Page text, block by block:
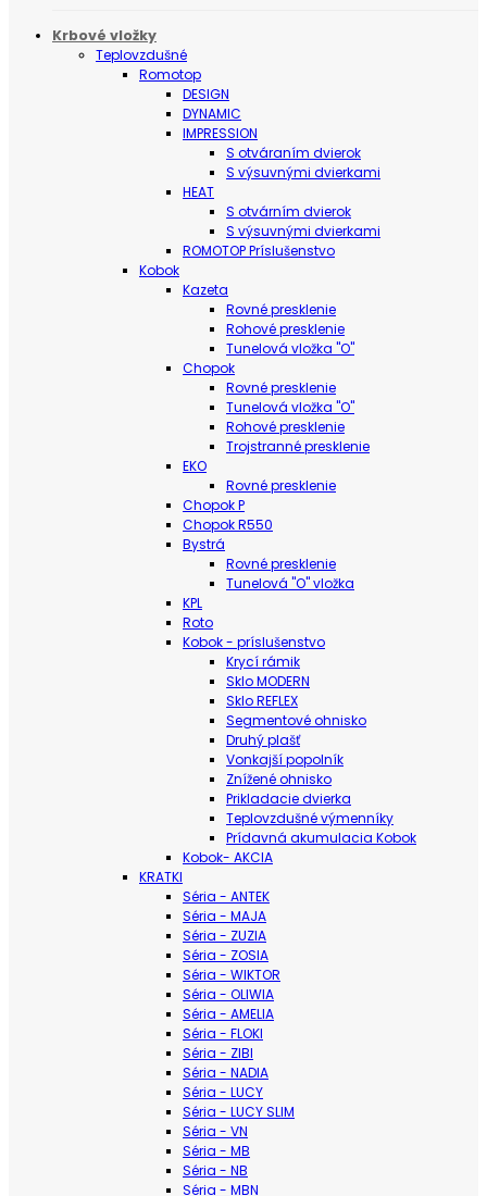
Krbové vložky
Teplovzdušné
Romotop
DESIGN
DYNAMIC
IMPRESSION
S otváraním dvierok
S výsuvnými dvierkami
HEAT
S otvárním dvierok
S výsuvnými dvierkami
ROMOTOP Príslušenstvo
Kobok
Kazeta
Rovné presklenie
Rohové presklenie
Tunelová vložka "O"
Chopok
Rovné presklenie
Tunelová vložka "O"
Rohové presklenie
Trojstranné presklenie
EKO
Rovné presklenie
Chopok P
Chopok R550
Bystrá
Rovné presklenie
Tunelová "O" vložka
KPL
Roto
Kobok - príslušenstvo
Krycí rámik
Sklo MODERN
Sklo REFLEX
Segmentové ohnisko
Druhý plašť
Vonkajší popolník
Znížené ohnisko
Prikladacie dvierka
Teplovzdušné výmenníky
Prídavná akumulacia Kobok
Kobok- AKCIA
KRATKI
Séria - ANTEK
Séria - MAJA
Séria - ZUZIA
Séria - ZOSIA
Séria - WIKTOR
Séria - OLIWIA
Séria - AMELIA
Séria - FLOKI
Séria - ZIBI
Séria - NADIA
Séria - LUCY
Séria - LUCY SLIM
Séria - VN
Séria - MB
Séria - NB
Séria - MBN